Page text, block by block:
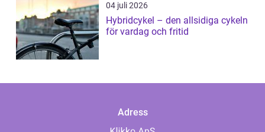
04 juli 2026
Hybridcykel – den allsidiga cykeln
för vardag och fritid
Adress